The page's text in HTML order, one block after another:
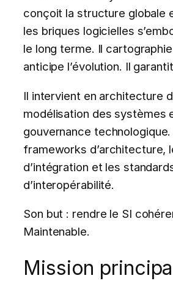
conçoit la structure globale
les briques logicielles
le long terme. Il cartographie
anticipe l’évolution. Il
Il intervient en architecture
modélisation des systèmes
gouvernance
frameworks d’architecture,
d’intégration et les
d’interopérabilité.
Son but : rendre le SI
Maintenable.
Mission